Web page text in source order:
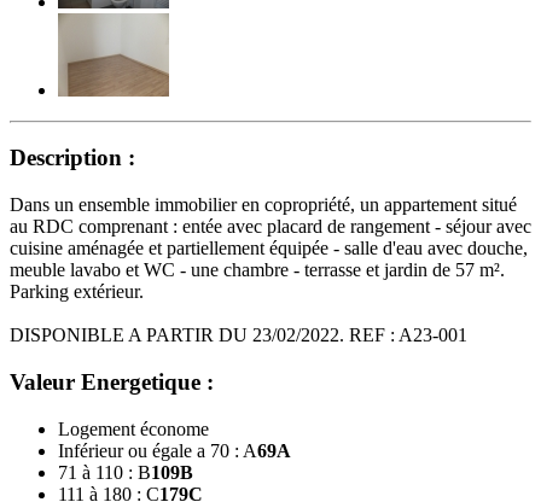
Description :
Dans un ensemble immobilier en copropriété, un appartement situé
au RDC comprenant : entée avec placard de rangement - séjour avec
cuisine aménagée et partiellement équipée - salle d'eau avec douche,
meuble lavabo et WC - une chambre - terrasse et jardin de 57 m².
Parking extérieur.
DISPONIBLE A PARTIR DU 23/02/2022. REF : A23-001
Valeur Energetique :
Logement économe
Inférieur ou égale a 70 : A69A
71 à 110 : B109B
111 à 180 : C179C